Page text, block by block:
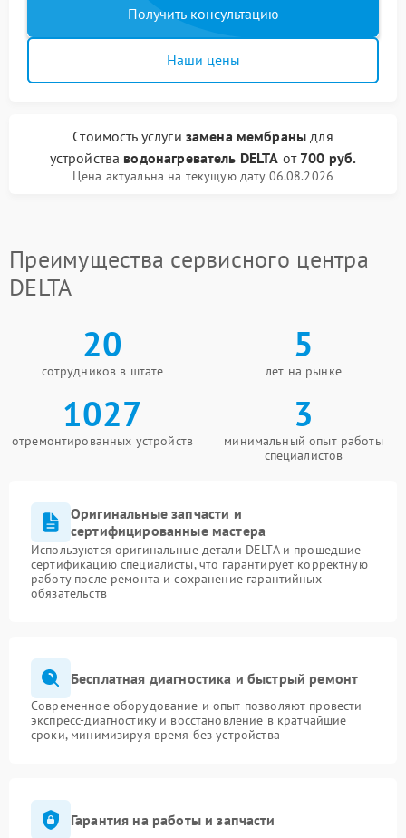
Получить консультацию
Наши цены
Стоимость услуги замена мембраны для
устройства водонагреватель DELTA от 700 руб.
Цена актуальна на текущую дату 06.08.2026
Преимущества сервисного центра
DELTA
20
сотрудников в штате
5
лет на рынке
1027
отремонтированных устройств
3
минимальный опыт работы
специалистов
Оригинальные запчасти и
сертифицированные мастера
Используются оригинальные детали DELTA и прошедшие
сертификацию специалисты, что гарантирует корректную
работу после ремонта и сохранение гарантийных
обязательств
Бесплатная диагностика и быстрый ремонт
Современное оборудование и опыт позволяют провести
экспресс-диагностику и восстановление в кратчайшие
сроки, минимизируя время без устройства
Гарантия на работы и запчасти